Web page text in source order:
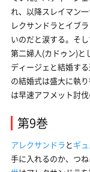
れ、以降スレイマン
レクサンドラとイブ
いのだと涙する。そ
第二婦人(カドゥン)と
ディージェと結婚す
の結婚式は盛大に執
は早速アフメット討
第9巻
アレクサンドラと ギ
手に入れるのか、つ